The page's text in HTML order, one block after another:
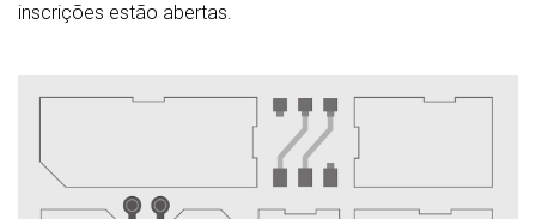
inscrições estão abertas.